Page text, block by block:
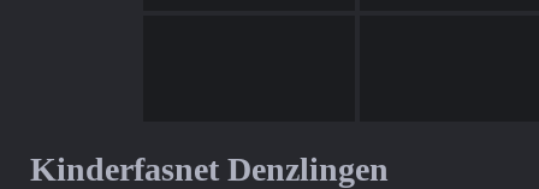
Kinderfasnet Denzlingen